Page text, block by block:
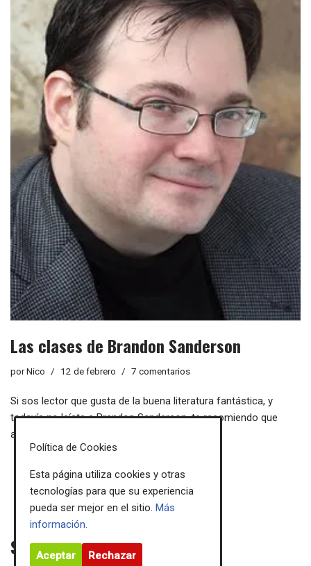
Las clases de Brandon Sanderson
porNico 12 de febrero 7 comentarios
Si sos lector que gusta de la buena literatura fantástica, y
todavía no leíste a Brandon Sanderson, te recomiendo que
antes de seguir leyendo este…
Sigue mis novedades
Política de Cookies
Esta página utiliza cookies y otras
tecnologías para que su experiencia
pueda ser mejor en el sitio. Más
información.
Aceptar Rechazar